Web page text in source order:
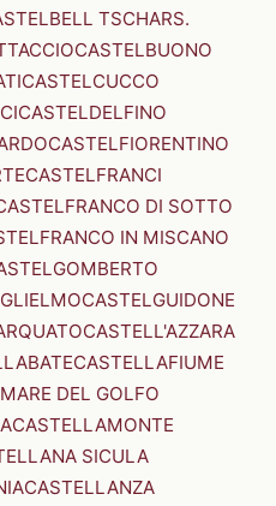
TSCHARS.
CASTELBUONO
CASTELCUCCO
CASTELDELFINO
CASTELFIORENTINO
CASTELFRANCI
DI SOTTO
IN MISCANO
CASTELGUIDONE
CASTELL'AZZARA
CASTELLAFIUME
DEL GOLFO
CASTELLAMONTE
SICULA
CASTELLANZA